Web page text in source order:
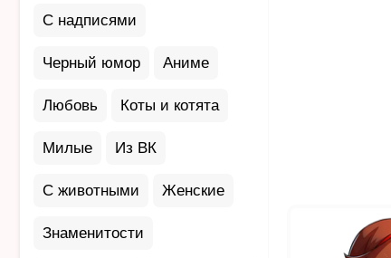
С надписями
Черный юмор Аниме
Любовь Коты и котята
Милые Из ВК
С животными Женские
Знаменитости